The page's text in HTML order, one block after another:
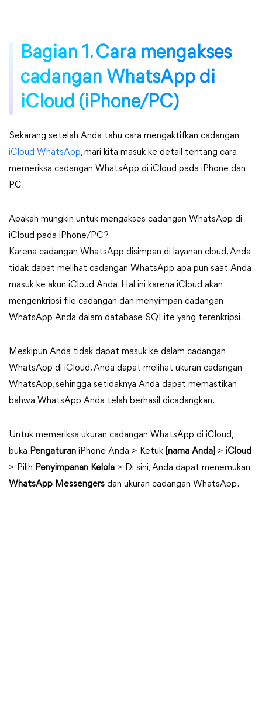
Bagian 1. Cara mengakses
cadangan WhatsApp di
iCloud (iPhone/PC)
Sekarang setelah Anda tahu cara mengaktifkan cadangan
iCloud WhatsApp, mari kita masuk ke detail tentang cara
memeriksa cadangan WhatsApp di iCloud pada iPhone dan
PC.
Apakah mungkin untuk mengakses cadangan WhatsApp di
iCloud pada iPhone/PC?
Karena cadangan WhatsApp disimpan di layanan cloud, Anda
tidak dapat melihat cadangan WhatsApp apa pun saat Anda
masuk ke akun iCloud Anda. Hal ini karena iCloud akan
mengenkripsi file cadangan dan menyimpan cadangan
WhatsApp Anda dalam database SQLite yang terenkripsi.
Meskipun Anda tidak dapat masuk ke dalam cadangan
WhatsApp di iCloud, Anda dapat melihat ukuran cadangan
WhatsApp, sehingga setidaknya Anda dapat memastikan
bahwa WhatsApp Anda telah berhasil dicadangkan.
Untuk memeriksa ukuran cadangan WhatsApp di iCloud,
buka Pengaturan iPhone Anda > Ketuk [nama Anda] > iCloud
> Pilih Penyimpanan Kelola > Di sini, Anda dapat menemukan
WhatsApp Messengers dan ukuran cadangan WhatsApp.